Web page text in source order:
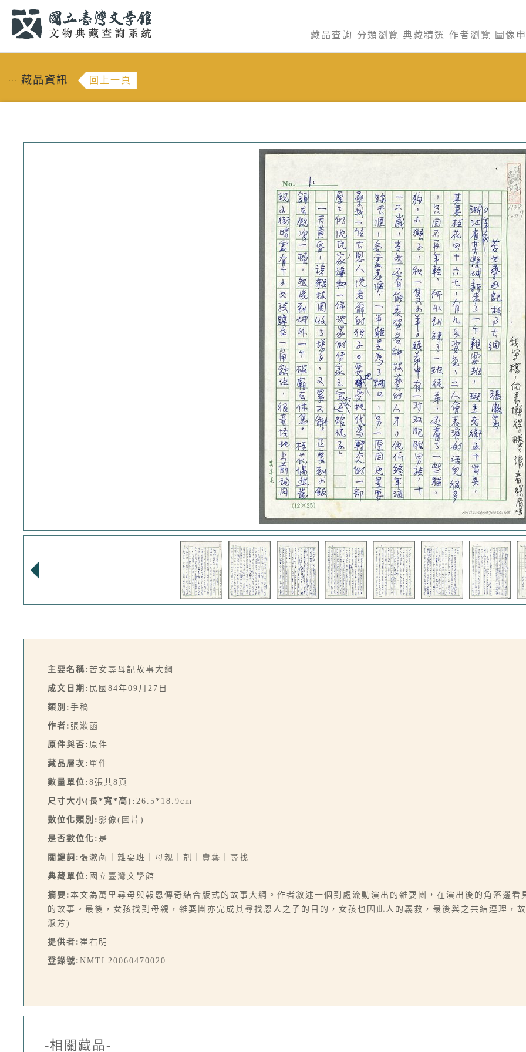
藏品查詢 分類瀏覽 典藏精選 作者瀏覽 圖像
::: 藏品資訊 回上一頁
主要名稱: 苦女尋母記故事大綱
成文日期: 民國84年09月27日
類別: 手稿
作者: 張漱菡
原件與否: 原件
藏品層次: 單件
數量單位: 8張共8頁
尺寸大小(長*寬*高): 26.5*18.9cm
數位化類別: 影像(圖片)
是否數位化: 是
關鍵詞: 張漱菡｜雜耍班｜母親｜剋｜賣藝｜尋找
典藏單位: 國立臺灣文學館
摘要: 本文為萬里尋母與報恩傳奇結合版式的故事大綱。作者敘述一個到處流動演出的雜耍團，在演出後的角落邊
的故事。最後，女孩找到母親，雜耍團亦完成其尋找恩人之子的目的，女孩也因此人的義救，最後與之共結連理，
淑芳)
提供者: 崔右明
登錄號: NMTL20060470020
-相關藏品-